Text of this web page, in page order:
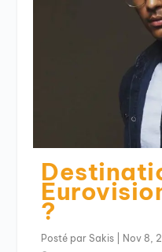
?
Posté parSakis Nov 8,